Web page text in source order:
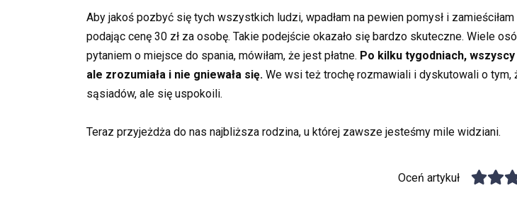
Aby jakoś pozbyć się tych wszystkich ludzi, wpadłam na pewien pomysł i
podając cenę 30 zł za osobę. Takie podejście okazało się bardzo skuteczne. Wiele
pytaniem o miejsce do spania, mówiłam, że jest płatne. Po kilku tygodniach,
ale zrozumiała i nie gniewała się. We wsi też trochę rozmawiali i dyskutowali o
sąsiadów, ale się uspokoili.
Teraz przyjeżdża do nas najbliższa rodzina, u której zawsze jesteśmy mile widziani.
Oceń artykuł